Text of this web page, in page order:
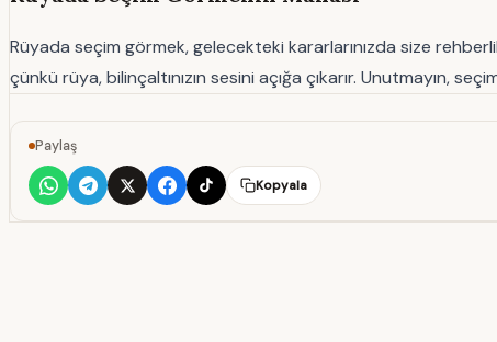
Rüyada seçim görmek, gelecekteki kararlarınızda size
çünkü rüya, bilinçaltınızın sesini açığa çıkarır. Unutmayın,
Paylaş
Kopyala